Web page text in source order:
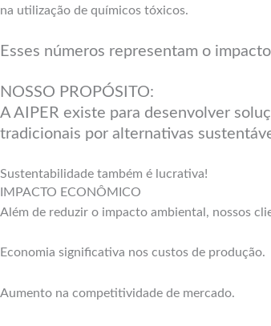
na utilização de químicos tóxicos.
Esses números representam o
NOSSO PROPÓSITO:
A AIPER existe para desenvolver
tradicionais por alternativas
Sustentabilidade também é lucrativa!
IMPACTO ECONÔMICO
Além de reduzir o impacto ambiental, nossos
Economia significativa nos custos de produção.
Aumento na competitividade de mercado.